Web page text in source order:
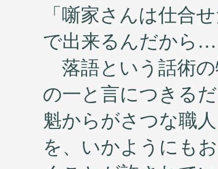
「噺家さんは仕合
で出来るんだから
落語という話術
の一と言につきる
魁からがさつな職
を、いかようにも